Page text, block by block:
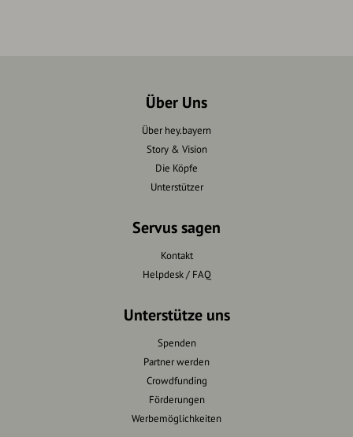
Über Uns
Über hey.bayern
Story & Vision
Die Köpfe
Unterstützer
Servus sagen
Kontakt
Helpdesk / FAQ
Unterstütze uns
Spenden
Partner werden
Crowdfunding
Förderungen
Werbemöglichkeiten